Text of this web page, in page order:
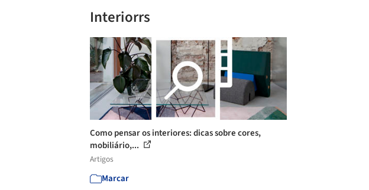
Interiorrs
Como pensar os interiores: dicas sobre cores,
mobiliário,...
Artigos
Marcar